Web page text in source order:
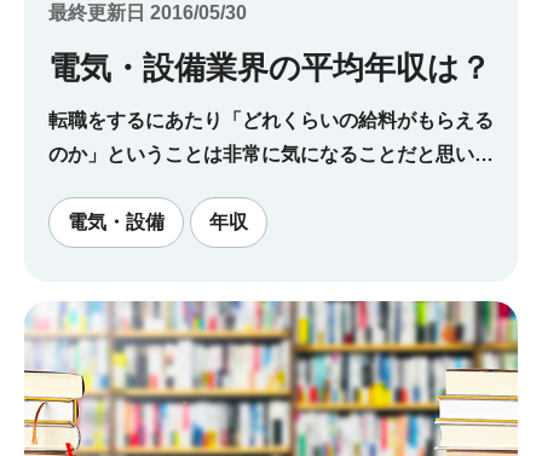
最終更新日 2016/05/30
電気・設備業界の平均年収は？
転職をするにあたり「どれくらいの給料がもらえる
のか」ということは非常に気になることだと思いま
考えの方に、業界の平均年収の相場や、将来に向け
電気・設備 年収